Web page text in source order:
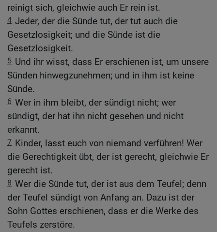
reinigt sich, gleichwie auch Er rein ist.
4 Jeder, der die Sünde tut, der tut auch die
Gesetzlosigkeit; und die Sünde ist die
Gesetzlosigkeit.
5 Und ihr wisst, dass Er erschienen ist, um unsere
Sünden hinwegzunehmen; und in ihm ist keine
Sünde.
6 Wer in ihm bleibt, der sündigt nicht; wer
sündigt, der hat ihn nicht gesehen und nicht
erkannt.
7 Kinder, lasst euch von niemand verführen! Wer
die Gerechtigkeit übt, der ist gerecht, gleichwie Er
gerecht ist.
8 Wer die Sünde tut, der ist aus dem Teufel; denn
der Teufel sündigt von Anfang an. Dazu ist der
Sohn Gottes erschienen, dass er die Werke des
Teufels zerstöre.